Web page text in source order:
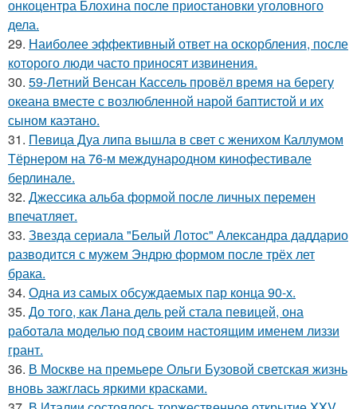
онкоцентра Блохина после приостановки уголовного
дела.
29. Наиболее эффективный ответ на оскорбления, после
которого люди часто приносят извинения.
30. 59-Летний Венсан Кассель провёл время на берегу
океана вместе с возлюбленной нарой баптистой и их
сыном каэтано.
31. Певица Дуа липа вышла в свет с женихом Каллумом
Тёрнером на 76-м международном кинофестивале
берлинале.
32. Джессика альба формой после личных перемен
впечатляет.
33. Звезда сериала "Белый Лотос" Александра даддарио
разводится с мужем Эндрю формом после трёх лет
брака.
34. Одна из самых обсуждаемых пар конца 90-х.
35. До того, как Лана дель рей стала певицей, она
работала моделью под своим настоящим именем лиззи
грант.
36. В Москве на премьере Ольги Бузовой светская жизнь
вновь зажглась яркими красками.